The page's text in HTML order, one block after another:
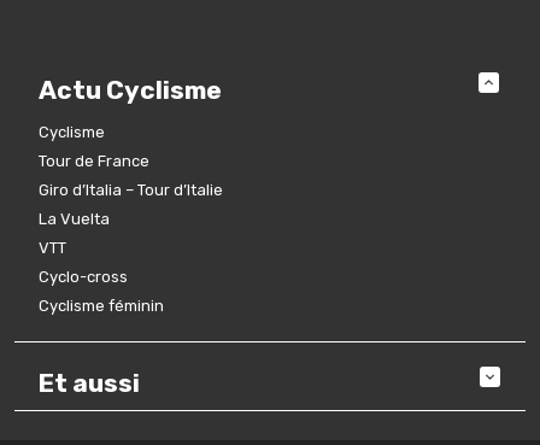
Actu Cyclisme
Cyclisme
Tour de France
Giro d’Italia – Tour d’Italie
La Vuelta
VTT
Cyclo-cross
Cyclisme féminin
Et aussi